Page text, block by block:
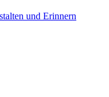
und Erinnern